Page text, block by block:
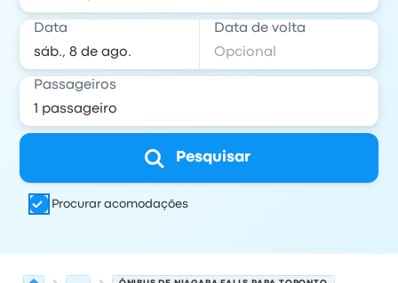
Data Data de volta
Passageiros
Pesquisar
Procurar acomodações